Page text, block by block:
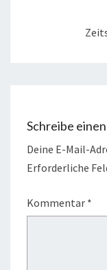
Schreibe
Deine E-Mail-
Erforderliche
Kommentar *